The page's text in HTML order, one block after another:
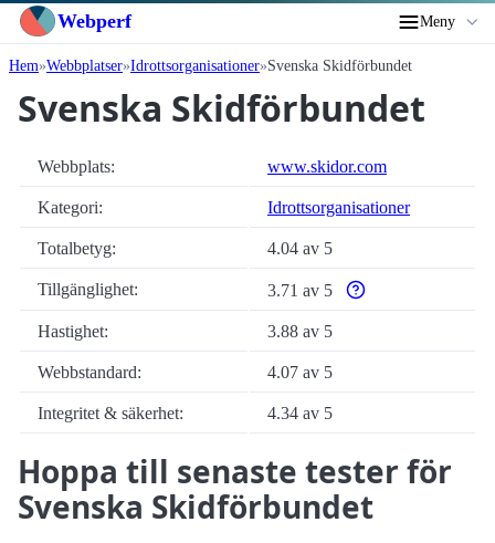
Webperf Meny
Hem Webbplatser Idrottsorganisationer Svenska Skidförbundet
Svenska Skidförbundet
Webbplats: www.skidor.com
Kategori: Idrottsorganisationer
Totalbetyg: 4.04 av 5
Tillgänglighet: 3.71 av 5
Varför enbart
Hastighet:
3.88 av 5
Webbstandard: 4.07 av 5
Integritet & säkerhet: 4.34 av 5
Hoppa till senaste tester för
Svenska Skidförbundet